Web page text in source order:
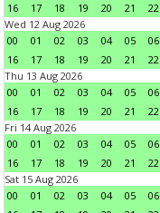
16
17 18 19 20 21 22
Wed 12 Aug 2026
00
01 02 03 04 05 06
16
17 18 19 20 21 22
Thu 13 Aug 2026
00
01 02 03 04 05 06
16
17 18 19 20 21 22
Fri 14 Aug 2026
00
01 02 03 04 05 06
16
17 18 19 20 21 22
Sat 15 Aug 2026
00
01 02 03 04 05 06